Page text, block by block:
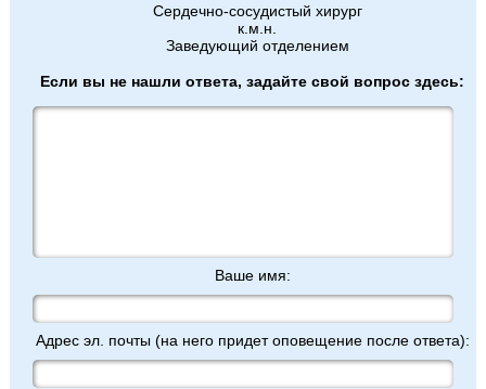
Сердечно-сосудистый хирург
к.м.н.
Заведующий отделением
Если вы не нашли ответа, задайте свой вопрос здесь:
Ваше имя:
Адрес эл. почты (на него придет оповещение после ответа):